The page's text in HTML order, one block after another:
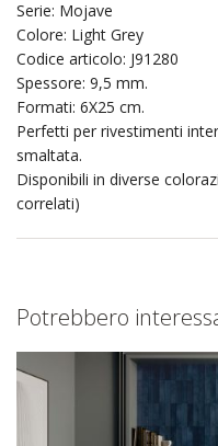
Serie: Mojave
Colore: Light Grey
Codice articolo: J91280
Spessore: 9,5 mm.
Formati: 6X25 cm.
Perfetti per rivestimenti
smaltata.
Disponibili in diverse
correlati)
Potrebbero